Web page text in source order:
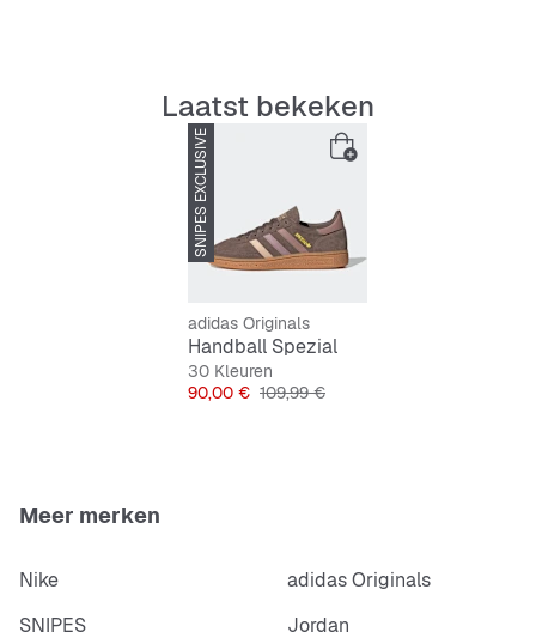
Of je nu de stad verkent of met vrienden afspreekt: deze
schoenen zijn jouw eerste keuze voor een klassieke look
met een moderne twist. Word onderdeel van de legende
en laat overal waar je gaat een statement achter.
Normale pasvorm
Buitenzool van natuurlijk rubber
Laatst bekeken
SNIPES EXCLUSIVE
adidas Originals
Handball Spezial
30 Kleuren
Prijs
90,00 € Originele Prijs
109,99 €
Meer merken
Nike
adidas Originals
SNIPES
Jordan